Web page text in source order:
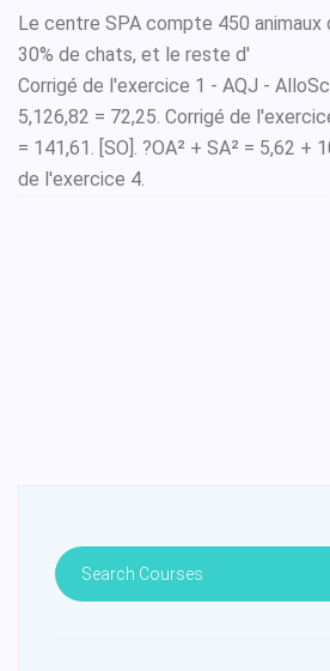
Le centre SPA compte 450 animaux
30% de chats, et le reste d'
Corrigé de l'exercice 1 - AQJ -
5,126,82 = 72,25. Corrigé de
= 141,61. [SO]. ?OA² + SA² = 5,62 +
de l'exercice 4.